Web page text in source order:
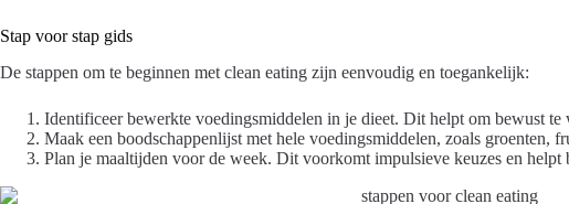
Stap voor stap gids
De stappen om te beginnen met clean eating zijn eenvoudig en toegankelijk:
Identificeer bewerkte voedingsmiddelen in je dieet. Dit helpt om bewust te
Maak een boodschappenlijst met hele voedingsmiddelen, zoals groenten,
Plan je maaltijden voor de week. Dit voorkomt impulsieve keuzes en helpt